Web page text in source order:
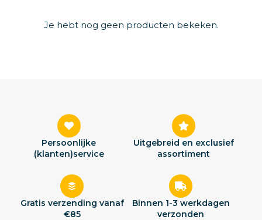
Je hebt nog geen producten bekeken.
Persoonlijke
(klanten)service
Uitgebreid en exclusief
assortiment
Gratis verzending vanaf
€85
Binnen 1-3 werkdagen
verzonden